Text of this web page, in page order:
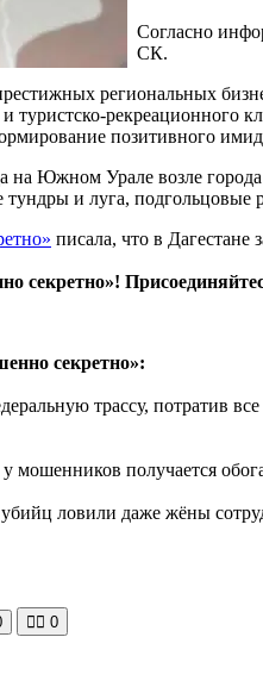
Согласно
СК.
региональных
и туристско-
позитивного
на Южном Урале возле
и луга, подгольцовые
писала, что в Дагестане
секретно»!
секретно»:
трассу, потратив
мошенников получается
ловили даже жёны
🧘‍♀️ 0